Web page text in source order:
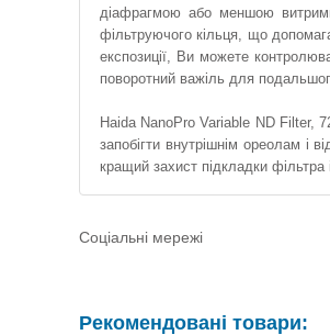
діафрагмою або меншою
фільтруючого кільця, що
експозиції, Ви можете
поворотний важіль для
Haida NanoPro Variable ND Filter,
запобігти внутрішнім ореолам і
кращий захист підкладки фільтра
Соціальні мережі
Рекомендовані товари: